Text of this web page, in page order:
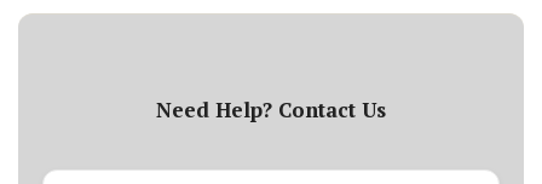
Need Help? Contact Us